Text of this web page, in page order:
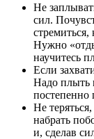
Не
сил.
Нужно
научитесь
Если
Надо плыть
постепенно
Не
набрать
и, сделав